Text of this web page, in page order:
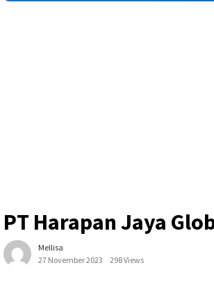
PT Harapan Jaya
Mellisa
27 November 2023
298 Views